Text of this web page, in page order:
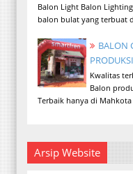
Balon Light Balon
balon bulat yang terbuat
BALON
PRODUKSI
Kwalitas
Balon
Terbaik hanya di
Arsip Website